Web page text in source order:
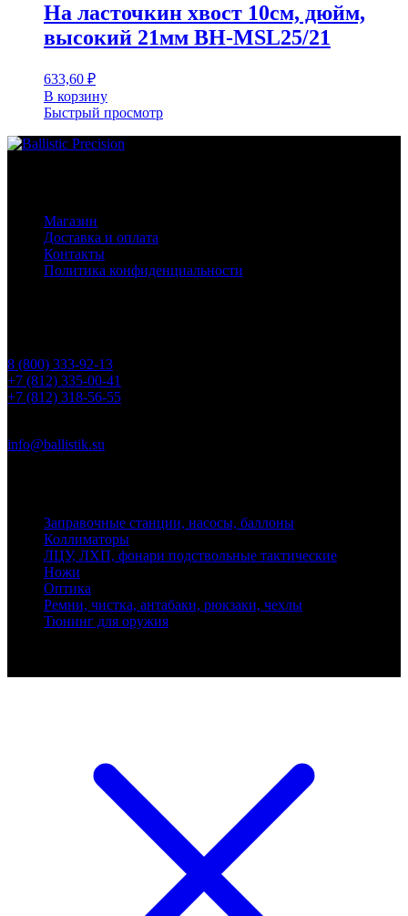
На ласточкин хвост 10см, дюйм,
высокий 21мм BH-MSL25/21
633,60 ₽
В корзину
Быстрый просмотр
Магазин
Доставка и оплата
Контакты
Политика конфиденциальности
8 (800) 333-92-13
+7 (812) 335-00-41
+7 (812) 318-56-55
info@ballistik.su
Заправочные станции, насосы, баллоны
Коллиматоры
ЛЦУ, ЛХП, фонари подствольные тактические
Ножи
Оптика
Ремни, чистка, антабаки, рюкзаки, чехлы
Тюнинг для оружия